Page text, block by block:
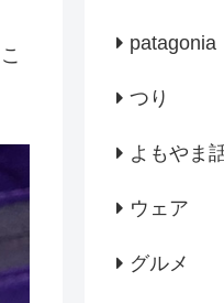
こ
patagonia
つり
よもやま
ウェア
グルメ